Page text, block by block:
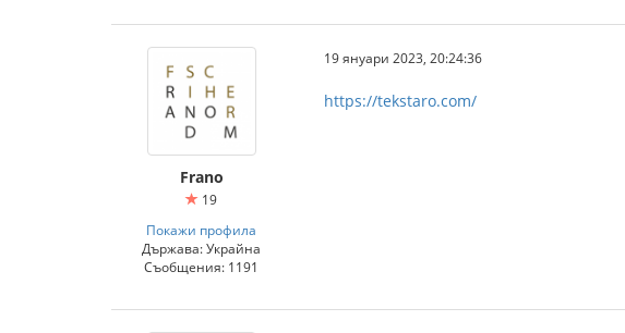
Frano
19
Покажи профила
Държава: Украйна
Съобщения: 1191
19 януари 2023, 20:24:36
https://tekstaro.com/